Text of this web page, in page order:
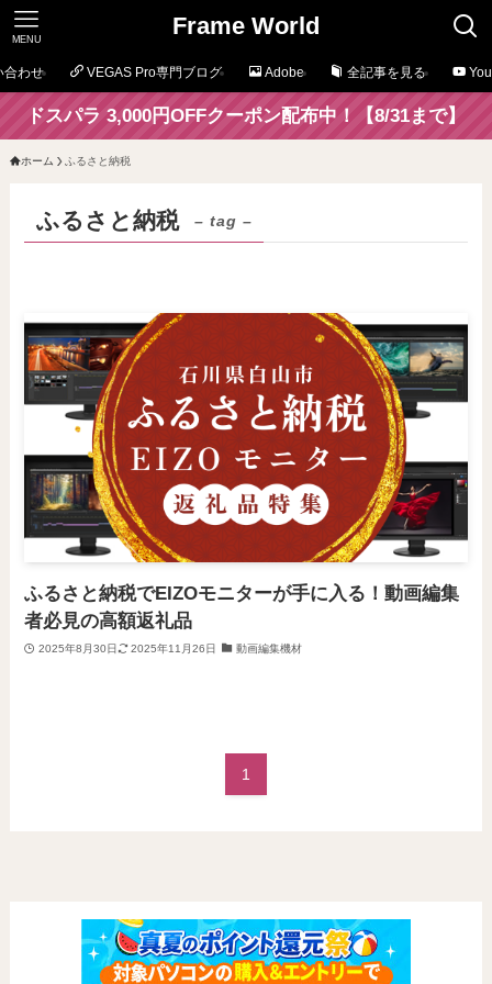
Frame World
MENU
わせ VEGAS Pro専門ブログ Adobe 全記事を見る
ドスパラ 3,000円OFFクーポン配布中！【8/31まで】
ホーム ふるさと納税
ふるさと納税 – tag –
ふるさと納税でEIZOモニターが手に入る！動画編集
者必見の高額返礼品
2025年8月30日 2025年11月26日 動画編集機材
1